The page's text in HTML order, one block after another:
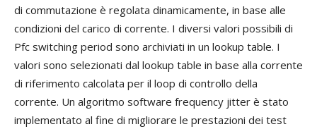
di commutazione è regolata dinamicamente, in base alle
condizioni del carico di corrente. I diversi valori possibili di
Pfc switching period sono archiviati in un lookup table. I
valori sono selezionati dal lookup table in base alla corrente
di riferimento calcolata per il loop di controllo della
corrente. Un algoritmo software frequency jitter è stato
implementato al fine di migliorare le prestazioni dei test